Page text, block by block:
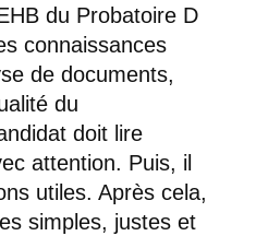
du Probatoire D
connaissances
de documents,
du
doit lire
attention. Puis, il
utiles. Après cela,
simples, justes et